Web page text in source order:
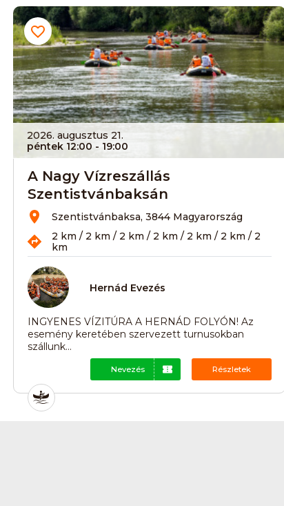
2026. augusztus 21.
péntek 12:00 - 19:00
A Nagy Vízreszállás
Szentistvánbaksán
Szentistvánbaksa, 3844 Magyarország
2 km / 2 km / 2 km / 2 km / 2 km / 2 km / 2
km
Hernád Evezés
INGYENES VÍZITÚRA A HERNÁD FOLYÓN! Az
esemény keretében szervezett turnusokban
szállunk...
Nevezés Részletek